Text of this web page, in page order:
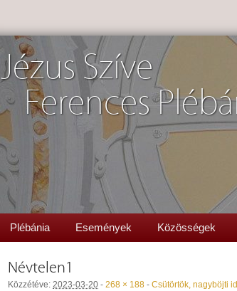
Jézus Szíve
Ferences
Plébánia Események Közösségek
Névtelen1
Közzétéve: 2023-03-20 - 268 × 188 - Csütörtök, nagyböjti